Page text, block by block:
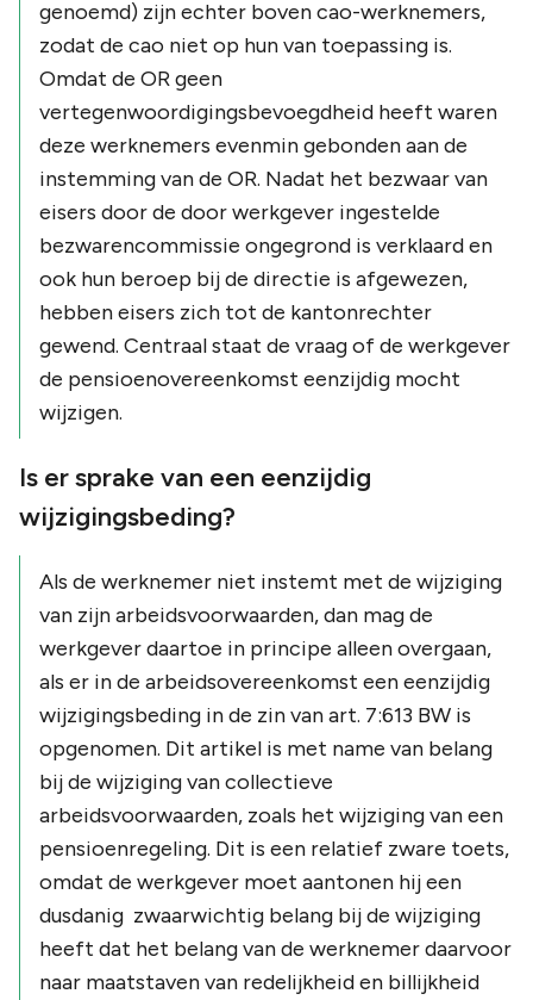
genoemd) zijn echter boven cao-werknemers,
zodat de cao niet op hun van toepassing is.
Omdat de OR geen
vertegenwoordigingsbevoegdheid heeft waren
deze werknemers evenmin gebonden aan de
instemming van de OR. Nadat het bezwaar van
eisers door de door werkgever ingestelde
bezwarencommissie ongegrond is verklaard en
ook hun beroep bij de directie is afgewezen,
hebben eisers zich tot de kantonrechter
gewend. Centraal staat de vraag of de werkgever
de pensioenovereenkomst eenzijdig mocht
wijzigen.
Is er sprake van een eenzijdig
wijzigingsbeding?
Als de werknemer niet instemt met de wijziging
van zijn arbeidsvoorwaarden, dan mag de
werkgever daartoe in principe alleen overgaan,
als er in de arbeidsovereenkomst een eenzijdig
wijzigingsbeding in de zin van art. 7:613 BW is
opgenomen. Dit artikel is met name van belang
bij de wijziging van collectieve
arbeidsvoorwaarden, zoals het wijziging van een
pensioenregeling. Dit is een relatief zware toets,
omdat de werkgever moet aantonen hij een
dusdanig zwaarwichtig belang bij de wijziging
heeft dat het belang van de werknemer daarvoor
naar maatstaven van redelijkheid en billijkheid